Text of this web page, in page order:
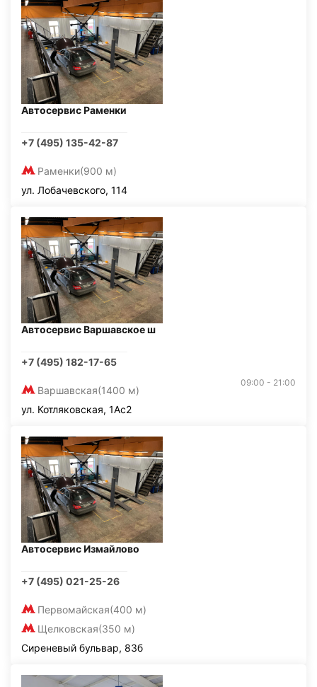
Автосервис Раменки
+7 (495) 135-42-87
Раменки(900 м)
ул. Лобачевского, 114
Автосервис Варшавское ш
+7 (495) 182-17-65
Варшавская(1400 м)
09:00 - 21:00
ул. Котляковская, 1Ас2
Автосервис Измайлово
+7 (495) 021-25-26
Первомайская(400 м)
Щелковская(350 м)
Сиреневый бульвар, 83б